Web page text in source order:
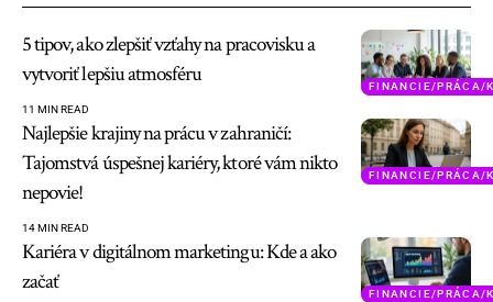
FINANCIE/PRÁCA/
5 tipov, ako zlepšiť vzťahy na pracovisku a
vytvoriť lepšiu atmosféru
11 MIN READ
FINANCIE/PRÁCA/
Najlepšie krajiny na prácu v zahraničí:
Tajomstvá úspešnej kariéry, ktoré vám nikto
nepovie!
14 MIN READ
FINANCIE/PRÁCA/
Kariéra v digitálnom marketingu: Kde a ako
začať